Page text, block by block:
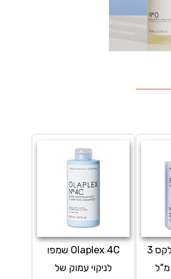
Olaplex 4C שמפו
לניקוי עמוק של
Olaplex אולפלקס 3